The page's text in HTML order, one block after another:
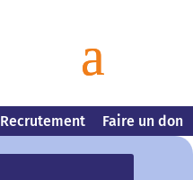
Recrutement Faire un don